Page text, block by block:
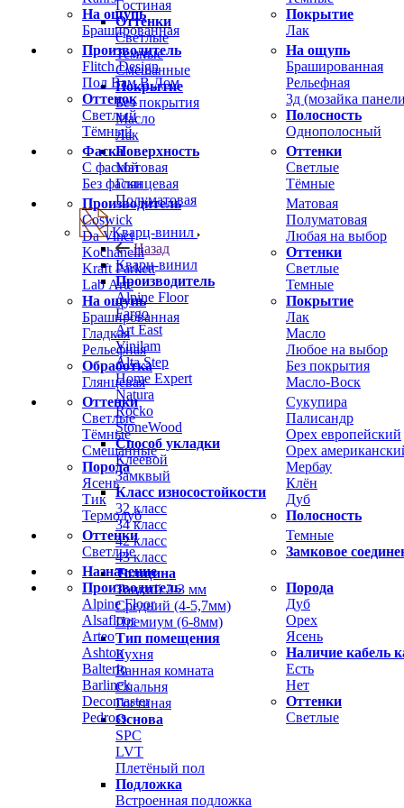
На ощупь
Брашированная
Покрытие
Лак
Производитель
Flitch Design
Пол Вам В Дом
Оттенок
Светлый
Тёмный
На ощупь
Брашированная
Рельефная
3д (мозайка
Полосность
Однополосный
Фаска
С фаской
Без фаски
Оттенки
Светлые
Тёмные
Производитель
Coswick
Da Vinci
Kochanelli
Kraft Parkett
Lab Arte
На ощупь
Брашированная
Гладкая
Рельефная
Обработка
Глянцевая
Матовая
Полуматовая
Любая на выбор
Оттенки
Светлые
Темные
Покрытие
Лак
Масло
Любое на выбор
Без покрытия
Масло-Воск
Оттенки
Светлые
Тёмные
Смешанные
Порода
Ясень
Тик
Термодуб
Сукупира
Палисандр
Орех европейский
Орех
Мербау
Клён
Дуб
Полосность
Оттенки
Светлые
Темные
Замковое
Назначение
Производитель
Alpine Floor
Alsafloor
Arteo
Ashton
Balterio
Barlinek
Decomaster
Pedross
Порода
Дуб
Орех
Ясень
Наличие кабель
Есть
Нет
Оттенки
Светлые
Гостиная
Оттенки
Светлые
Темные
Смешанные
Покрытие
Без покрытия
Масло
Лак
Поверхность
Матовая
Глянцевая
Полуматовая
Кварц-винил
Назад
Кварц-винил
Производитель
Alpine Floor
Fargo
Art East
Vinilam
Alta Step
Home Expert
Natura
Rocko
StoneWood
Способ укладки
Клеевой
Замквый
Класс износостойкости
32 класс
34 класс
42 класс
43 класс
Толщина
Тонкий 2-3 мм
Средний (4-5,7мм)
Премиум (6-8мм)
Тип помещения
Кухня
Ванная комната
Спальня
Гостиная
Основа
SPC
LVT
Плетёный пол
Подложка
Встроенная подложка